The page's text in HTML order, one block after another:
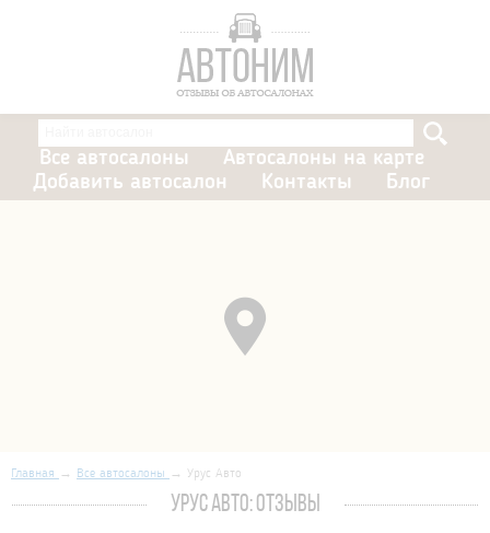
Все автосалоны
Автосалоны на карте
Добавить автосалон
Контакты Блог
Главная Все автосалоны Урус Авто
УРУС АВТО: ОТЗЫВЫ